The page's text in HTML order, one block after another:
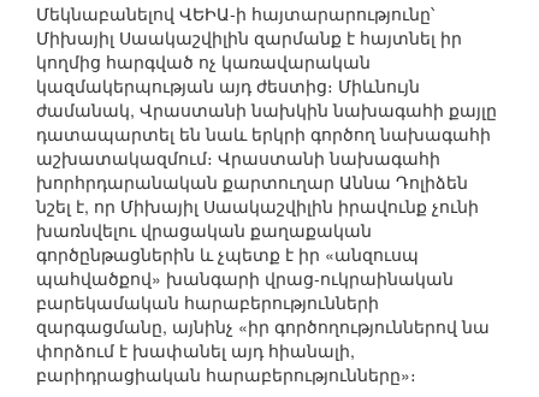
Մեկնաբանելով ՎԵԻԱ-ի հայտարարությունը՝
Միխայիլ Սաակաշվիլին զարմանք է հայտնել իր
կողմից հարգված ոչ կառավարական
կազմակերպության այդ ժեստից։ Միևնույն
ժամանակ, Վրաստանի նախկին նախագահի քայլը
դատապարտել են նաև երկրի գործող նախագահի
աշխատակազմում։ Վրաստանի նախագահի
խորհրդարանական քարտուղար Աննա Դոլիձեն
նշել է, որ Միխայիլ Սաակաշվիլին իրավունք չունի
խառնվելու վրացական քաղաքական
գործընթացներին և չպետք է իր «անզուսպ
պահվածքով» խանգարի վրաց-ուկրաինական
բարեկամական հարաբերությունների
զարգացմանը, այնինչ «իր գործողություններով նա
փորձում է խափանել այդ հիանալի,
բարիդրացիական հարաբերությունները»։